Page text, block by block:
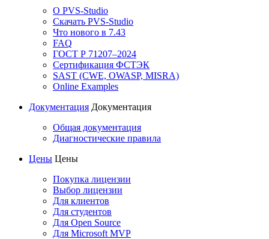
О PVS-Studio
Скачать PVS-Studio
Что нового в 7.43
FAQ
ГОСТ Р 71207–2024
Сертификация ФСТЭК
SAST (CWE, OWASP, MISRA)
Online Examples
Документация Документация
Общая документация
Диагностические правила
Цены Цены
Покупка лицензии
Выбор лицензии
Для клиентов
Для студентов
Для Open Source
Для Microsoft MVP